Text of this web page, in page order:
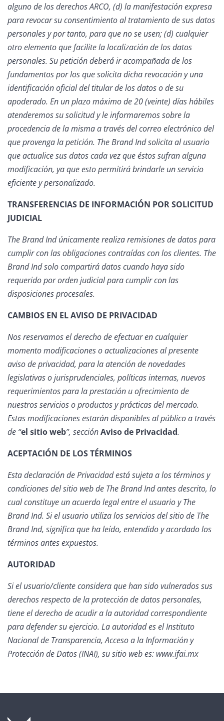
alguno de los derechos ARCO, (d) la manifestación expresa
para revocar su consentimiento al tratamiento de sus datos
personales y por tanto, para que no se usen; (d) cualquier
otro elemento que facilite la localización de los datos
personales. Su petición deberá ir acompañada de los
fundamentos por los que solicita dicha revocación y una
identificación oficial del titular de los datos o de su
apoderado. En un plazo máximo de 20 (veinte) días hábiles
atenderemos su solicitud y le informaremos sobre la
procedencia de la misma a través del correo electrónico del
que provenga la petición. The Brand Ind solicita al usuario
que actualice sus datos cada vez que éstos sufran alguna
modificación, ya que esto permitirá brindarle un servicio
eficiente y personalizado.
TRANSFERENCIAS DE INFORMACIÓN POR SOLICITUD
JUDICIAL
The Brand Ind únicamente realiza remisiones de datos para
cumplir con las obligaciones contraídas con los clientes. The
Brand Ind solo compartirá datos cuando haya sido
requerido por orden judicial para cumplir con las
disposiciones procesales.
CAMBIOS EN EL AVISO DE PRIVACIDAD
Nos reservamos el derecho de efectuar en cualquier
momento modificaciones o actualizaciones al presente
aviso de privacidad, para la atención de novedades
legislativas o jurisprudenciales, políticas internas, nuevos
requerimientos para la prestación u ofrecimiento de
nuestros servicios o productos y prácticas del mercado.
Estas modificaciones estarán disponibles al público a través
de “el sitio web”, secciónAviso de Privacidad.
ACEPTACIÓN DE LOS TÉRMINOS
Esta declaración de Privacidad está sujeta a los términos y
condiciones del sitio web de The Brand Ind antes descrito, lo
cual constituye un acuerdo legal entre el usuario y The
Brand Ind. Si el usuario utiliza los servicios del sitio de The
Brand Ind, significa que ha leído, entendido y acordado los
términos antes expuestos.
AUTORIDAD
Si el usuario/cliente considera que han sido vulnerados sus
derechos respecto de la protección de datos personales,
tiene el derecho de acudir a la autoridad correspondiente
para defender su ejercicio. La autoridad es el Instituto
Nacional de Transparencia, Acceso a la Información y
Protección de Datos (INAI), su sitio web es: www.ifai.mx